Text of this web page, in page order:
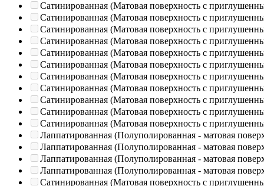
Сатинированная (Матовая поверхность с
Сатинированная (Матовая поверхность с
Сатинированная (Матовая поверхность с
Сатинированная (Матовая поверхность с
Сатинированная (Матовая поверхность с
Сатинированная (Матовая поверхность с
Сатинированная (Матовая поверхность с
Сатинированная (Матовая поверхность с
Сатинированная (Матовая поверхность с
Сатинированная (Матовая поверхность с
Сатинированная (Матовая поверхность с
Лаппатированная (Полуполированная - матовая
Лаппатированная (Полуполированная - матовая
Лаппатированная (Полуполированная - матовая
Лаппатированная (Полуполированная - матовая
Сатинированная (Матовая поверхность с